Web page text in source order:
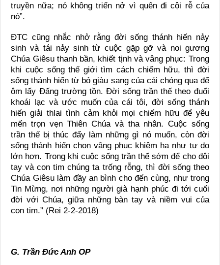
truyền nữa; nó không triển nở vì quên đi cội rễ của
nó”.
ĐTC cũng nhắc nhở rằng đời sống thánh hiến nảy
sinh và tái nảy sinh từ cuộc gặp gỡ và noi gương
Chúa Giêsu thanh bần, khiết tịnh và vâng phục: Trong
khi cuộc sống thế giới tìm cách chiếm hữu, thì đời
sống thánh hiến từ bỏ giàu sang của cải chóng qua để
ôm lấy Đấng trường tồn. Đời sống trần thế theo đuổi
khoái lạc và ước muốn của cái tôi, đời sống thánh
hiến giải thlai tình cảm khỏi mọi chiếm hữu để yêu
mến trọn vẹn Thiên Chúa và tha nhân. Cuộc sống
trần thế bị thúc đẩy làm những gì nó muốn, còn đời
sống thánh hiến chọn vâng phục khiêm hạ như tự do
lớn hơn. Trong khi cuộc sống trần thế sớm để cho đôi
tay và con tim chúng ta trống rỗng, thì đời sống theo
Chúa Giêsu làm đầy an bình cho đến cùng, như trong
Tin Mừng, nơi những người già hạnh phúc đi tới cuối
đời với Chúa, giữa những bàn tay và niềm vui của
con tim.” (Rei 2-2-2018)
G. Trần Đức Anh OP